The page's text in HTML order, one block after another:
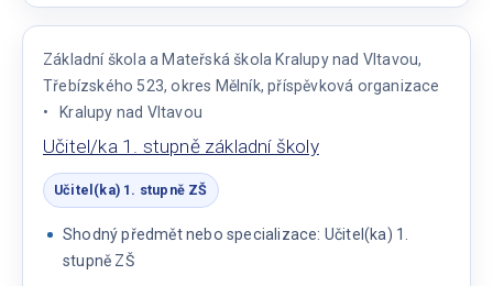
1.
stupně
Základní škola a Mateřská škola Kralupy nad Vltavou,
Třebízského 523, okres Mělník, příspěvková organizace
Kralupy nad Vltavou
Učitel/ka 1. stupně základní školy
Učitel(ka) 1. stupně ZŠ
Shodný předmět nebo specializace: Učitel(ka) 1.
stupně ZŠ